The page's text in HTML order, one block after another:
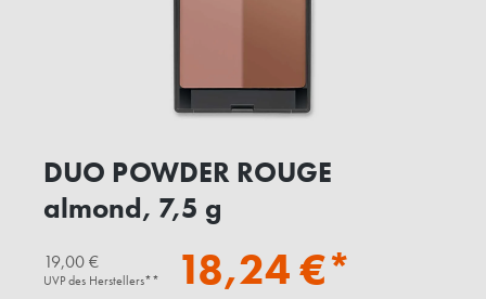
DUO POWDER ROUGE
almond, 7,5 g
19,00 €
UVP des Herstellers** 18,24 €*